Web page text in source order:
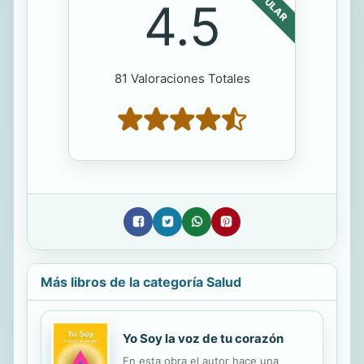
4.5
81 Valoraciones Totales
Más libros de la categoría Salud
Yo Soy la voz de tu corazón
En esta obra el autor hace una